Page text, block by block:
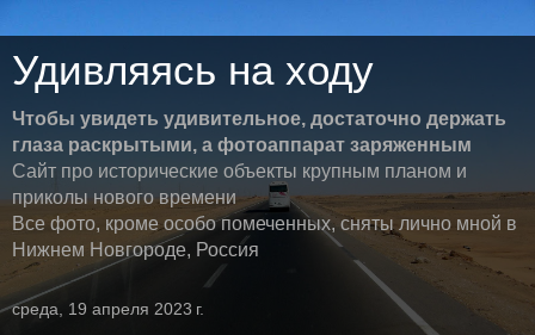
Удивляясь на ходу
Чтобы увидеть удивительное, достаточно держать
глаза раскрытыми, а фотоаппарат заряженным
Сайт про исторические объекты крупным планом и
приколы нового времени
Все фото, кроме особо помеченных, сняты лично мной в
Нижнем Новгороде, Россия
среда, 19 апреля 2023 г.